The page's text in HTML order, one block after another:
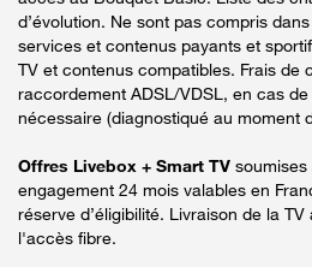
d’évolution. Ne sont pas compris
services et contenus payants et
TV et contenus compatibles. Frais de
raccordement ADSL/VDSL, en cas
nécessaire (diagnostiqué au moment
Offres Livebox + Smart TV
engagement 24 mois valables en
réserve d’éligibilité. Livraison de la
l'accès fibre.